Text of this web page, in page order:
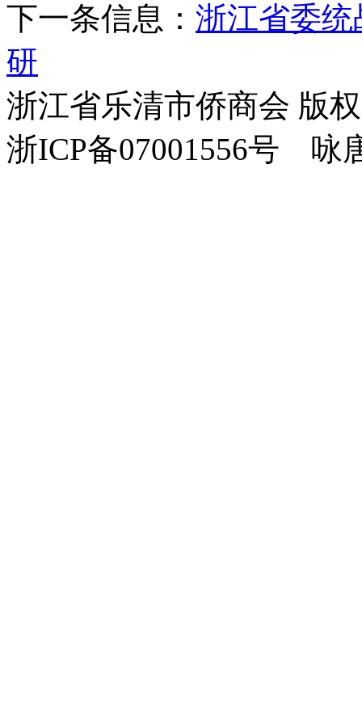
下一条信息： 浙江省委
研
浙江省乐清市侨商会 版
浙ICP备07001556号 咏